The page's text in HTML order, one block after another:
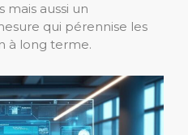
mais aussi un
qui pérennise les
à long terme.